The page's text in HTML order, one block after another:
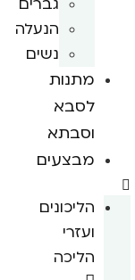
הנעלה
נשים
מתנות
לסבא
וסבתא
מבצעים
הליכונים
ועזרי
הליכה